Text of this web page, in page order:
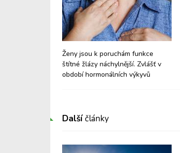
Ženy jsou k poruchám funkce
štítné žlázy náchylnější. Zvlášť v
období hormonálních výkyvů
Dalšíčlánky